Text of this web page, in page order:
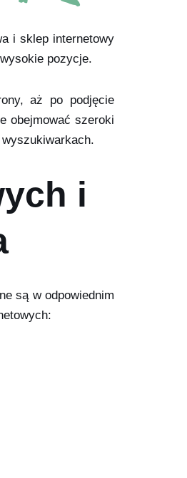
i sklep internetowy
pozycje.
aż po podjęcie
obejmować szeroki
i
są w odpowiednim